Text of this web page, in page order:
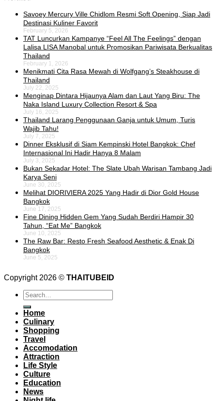
Savoey Mercury Ville Chidlom Resmi Soft Opening, Siap Jadi
Destinasi Kuliner Favorit
February 5, 2026
TAT Luncurkan Kampanye “Feel All The Feelings” dengan
Lalisa LISA Manobal untuk Promosikan Pariwisata Berkualitas
Thailand
February 1, 2026
Menikmati Cita Rasa Mewah di Wolfgang’s Steakhouse di
Thailand
July 22, 2025
Menginap Dintara Hijaunya Alam dan Laut Yang Biru: The
Naka Island Luxury Collection Resort & Spa
July 16, 2025
Thailand Larang Penggunaan Ganja untuk Umum, Turis
Wajib Tahu!
July 7, 2025
Dinner Eksklusif di Siam Kempinski Hotel Bangkok: Chef
Internasional Ini Hadir Hanya 8 Malam
July 3, 2025
Bukan Sekadar Hotel: The Slate Ubah Warisan Tambang Jadi
Karya Seni
June 30, 2025
Melihat DIORIVIERA 2025 Yang Hadir di Dior Gold House
Bangkok
June 17, 2025
Fine Dining Hidden Gem Yang Sudah Berdiri Hampir 30
Tahun, “Eat Me” Bangkok
June 10, 2025
The Raw Bar: Resto Fresh Seafood Aesthetic & Enak Di
Bangkok
June 5, 2025
Copyright 2026 © THAITUBEID
Home
Culinary
Shopping
Travel
Accomodation
Attraction
Life Style
Culture
Education
News